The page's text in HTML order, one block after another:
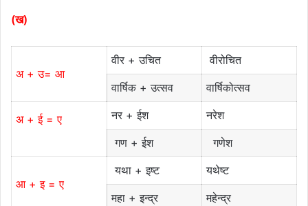
(ख)
अ + उ= आ
वीर + उचित
वीरोचित
वार्षिक + उत्सव
वार्षिकोत्सव
अ + ई = ए नर + ईश
नरेश
गण + ईश
गणेश
आ + इ = ए
यथा + इष्ट
यथेष्ट
महा + इन्द्र
महेन्द्र